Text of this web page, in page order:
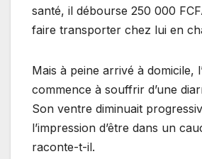
santé, il débourse 250 000
faire transporter chez lui en
Mais à peine arrivé à domicile,
commence à souffrir d’une
Son ventre diminuait
l’impression d’être dans un
raconte-t-il.